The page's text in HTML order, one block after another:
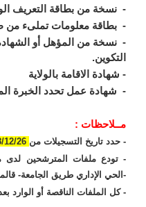
من بطاقة التعريف الوطنية
معلومات تملىء من طرف
من المؤهل أو الشهادة
الاقامة بالولاية
عمل تحدد الخبرة المهنية
:
تاريخ التسجيلات من2018/12/26 الى غاية 2019/01/16
ملفات المترشحين لدى مصلحة
الإداري طريق الجامعة- قالمة
الملفات الناقصة أو الوارد بعد